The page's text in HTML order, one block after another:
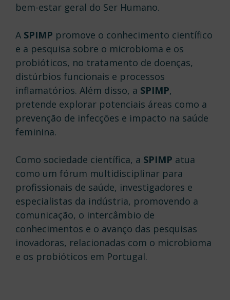
bem-estar geral do Ser Humano.
A SPIMP promove o conhecimento científico
e a pesquisa sobre o microbioma e os
probióticos, no tratamento de doenças,
distúrbios funcionais e processos
inflamatórios. Além disso, a SPIMP,
pretende explorar potenciais áreas como a
prevenção de infecções e impacto na saúde
feminina.
Como sociedade científica, a SPIMP atua
como um fórum multidisciplinar para
profissionais de saúde, investigadores e
especialistas da indústria, promovendo a
comunicação, o intercâmbio de
conhecimentos e o avanço das pesquisas
inovadoras, relacionadas com o microbioma
e os probióticos em Portugal.